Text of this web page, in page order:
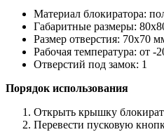
Материал блокиратора:
Габаритные размеры:
Размер отверстия: 70х70
Рабочая температура: от -
Отверстий под замок: 1
Порядок использования
Открыть крышку
Перевести пусковую